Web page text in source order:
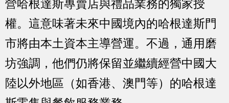
營哈根達斯專賣店與禮品業務的獨家授
權。這意味著未來中國境內的哈根達斯門
市將由本土資本主導營運。不過，通用磨
坊強調，他們仍將保留並繼續經營中國大
陸以外地區（如香港、澳門等）的哈根達